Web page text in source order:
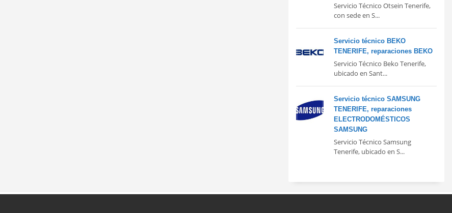
Servicio Técnico Otsein Tenerife,
con sede en S...
Servicio técnico BEKO
TENERIFE, reparaciones BEKO
Servicio Técnico Beko Tenerife,
ubicado en Sant...
Servicio técnico SAMSUNG
TENERIFE, reparaciones
ELECTRODOMÉSTICOS
SAMSUNG
Servicio Técnico Samsung
Tenerife, ubicado en S...